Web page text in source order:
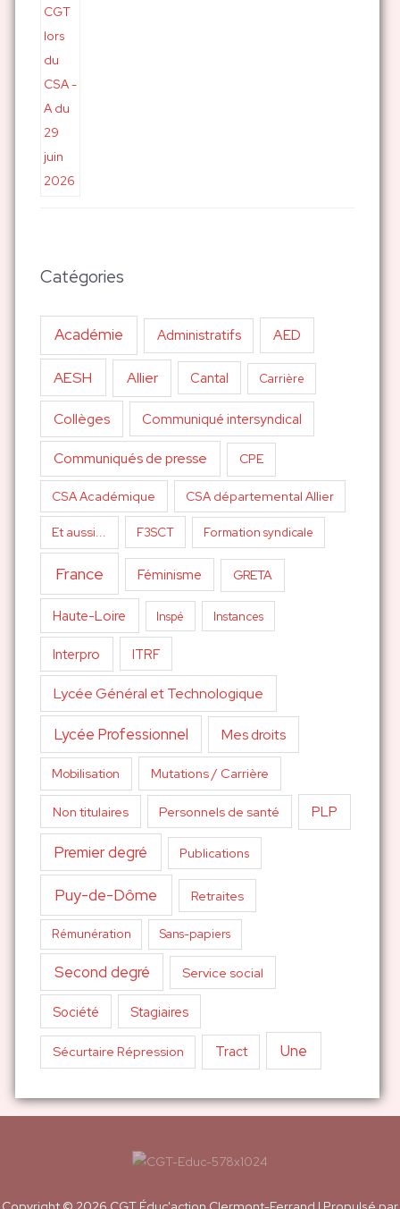
Catégories
Académie Administratifs AED
AESH Allier Cantal Carrière
Collèges Communiqué intersyndical
Communiqués de presse CPE
CSA Académique CSA départemental Allier
Et aussi... F3SCT Formation syndicale
France Féminisme GRETA
Haute-Loire Inspé Instances
Interpro ITRF
Lycée Général et Technologique
Lycée Professionnel Mes droits
Mobilisation Mutations / Carrière
Non titulaires Personnels de santé PLP
Premier degré Publications
Puy-de-Dôme Retraites
Rémunération Sans-papiers
Second degré Service social
Société Stagiaires
Sécurtaire Répression Tract Une